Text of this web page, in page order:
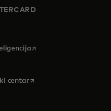
tab
opens in a new tab
in a new tab
centaropens in a new tab
in a new tab